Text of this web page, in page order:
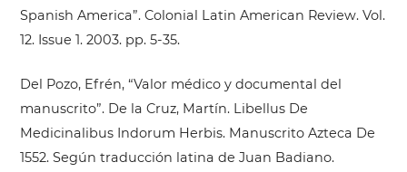
Spanish America”. Colonial Latin American Review. Vol.
12. Issue 1. 2003. pp. 5-35.
Del Pozo, Efrén, “Valor médico y documental del
manuscrito”. De la Cruz, Martín. Libellus De
Medicinalibus Indorum Herbis. Manuscrito Azteca De
1552. Según traducción latina de Juan Badiano.